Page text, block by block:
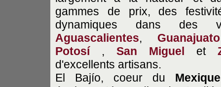
gammes de prix, des
dynamiques dans des
Aguascalientes, Guanajuato
Potosí, San Miguel et
d'excellents artisans.
El Bajío, coeur du Mexique